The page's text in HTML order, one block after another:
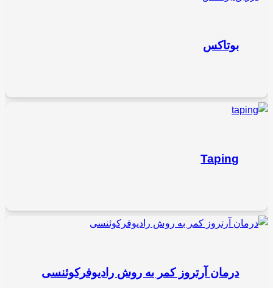
بوتاکس
Taping
درمان آرتروز کمر به روش رادیوفرکوئنسی